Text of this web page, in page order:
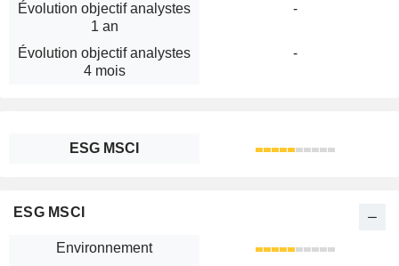
Évolution objectif analystes
1 an
-
Évolution objectif analystes
4 mois
-
ESG MSCI
ESG MSCI
Environnement